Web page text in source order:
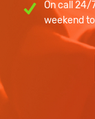
On call 24/
weekend